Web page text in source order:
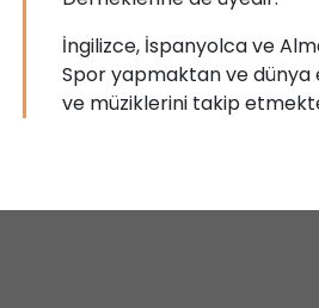
İngilizce, İspanyolca ve
Spor yapmaktan ve dünya
ve müziklerini takip